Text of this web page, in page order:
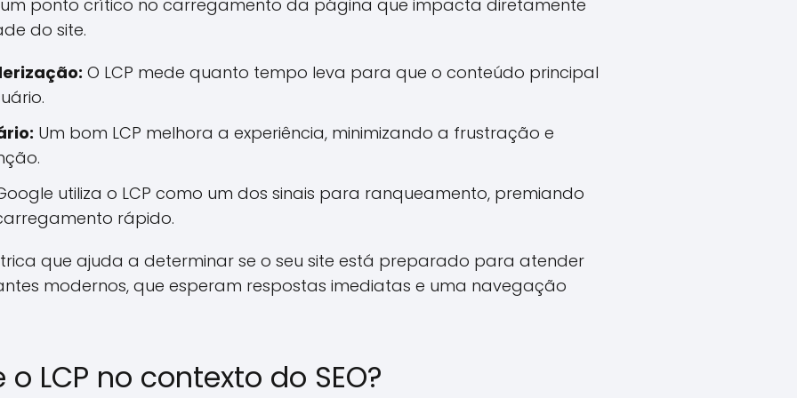
ponto crítico no carregamento da página que impacta diretamente
do site.
O LCP mede quanto tempo leva para que o conteúdo principal
Um bom LCP melhora a experiência, minimizando a frustração e
utiliza o LCP como um dos sinais para ranqueamento, premiando
rápido.
que ajuda a determinar se o seu site está preparado para atender
modernos, que esperam respostas imediatas e uma navegação
LCP no contexto do SEO?